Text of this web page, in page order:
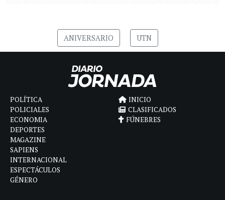
ANIVERSARIO UTN
POLÍTICA
POLICIALES
ECONOMIA
DEPORTES
MAGAZINE
SAPIENS
INTERNACIONAL
ESPECTÁCULOS
GÉNERO
INICIO
CLASIFICADOS
FÚNEBRES